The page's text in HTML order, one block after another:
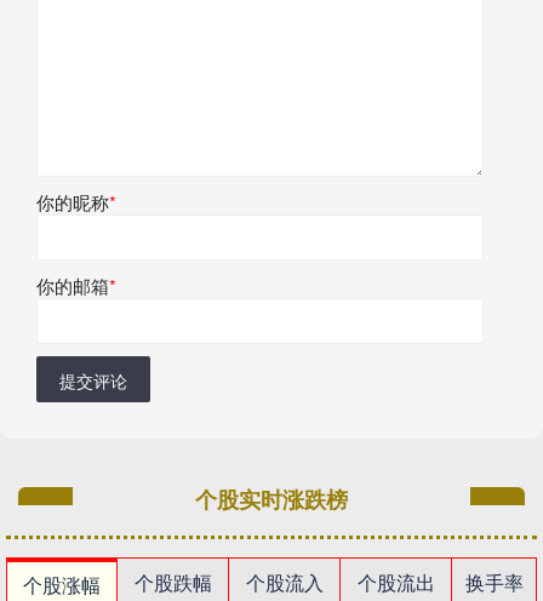
你的昵称*
你的邮箱*
提交评论
个股实时涨跌榜
个股涨幅 个股跌幅 个股流入 个股流出
换手率